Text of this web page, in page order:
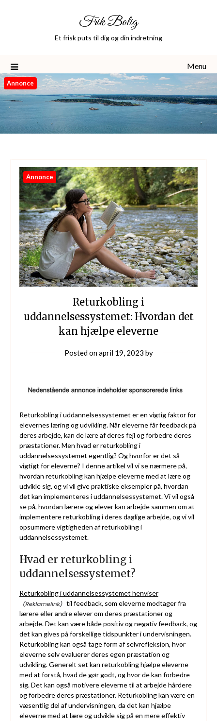
Frik Bolig
Et frisk puts til dig og din indretning
Menu
Annonce
Annonce
Returkobling i
uddannelsessystemet: Hvordan det
kan hjælpe eleverne
Posted onapril 19, 2023 by
Returkobling i uddannelsessystemet er en vigtig faktor for
elevernes læring og udvikling. Når eleverne får feedback på
deres arbejde, kan de lære af deres fejl og forbedre deres
præstationer. Men hvad er returkobling i
uddannelsessystemet egentlig? Og hvorfor er det så
vigtigt for eleverne? I denne artikel vil vi se nærmere på,
hvordan returkobling kan hjælpe eleverne med at lære og
udvikle sig, og vi vil give praktiske eksempler på, hvordan
det kan implementeres i uddannelsessystemet. Vi vil også
se på, hvordan lærere og elever kan arbejde sammen om at
implementere returkobling i deres daglige arbejde, og vi vil
opsummere vigtigheden af returkobling i
uddannelsessystemet.
Hvad er returkobling i
uddannelsessystemet?
Returkobling i uddannelsessystemet henviser
til feedback, som eleverne modtager fra
lærere eller andre elever om deres præstationer og
arbejde. Det kan være både positiv og negativ feedback, og
det kan gives på forskellige tidspunkter i undervisningen.
Returkobling kan også tage form af selvrefleksion, hvor
eleverne selv evaluerer deres egen præstation og
udvikling. Generelt set kan returkobling hjælpe eleverne
med at forstå, hvad de gør godt, og hvor de kan forbedre
sig. Det kan også motivere eleverne til at arbejde hårdere
og forbedre deres præstationer. Returkobling kan være en
væsentlig del af undervisningen, da det kan hjælpe
eleverne med at lære og udvikle sig på en mere effektiv